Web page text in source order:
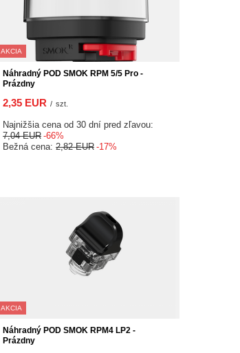
AKCIA
Náhradný POD SMOK RPM 5/5 Pro -
Prázdny
2,35 EUR / szt.
Najnižšia cena od 30 dní pred zľavou:
7,04 EUR -66%
Bežná cena: 2,82 EUR -17%
AKCIA
Náhradný POD SMOK RPM4 LP2 -
Prázdny